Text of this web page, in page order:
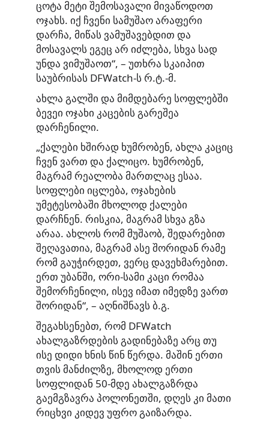
ცოტა მეტი შემოსავალი მივაწოდოთ
ოჯახს. იქ ჩვენი სამუშაო არაფერი
დარჩა, მიწას ვამუშავებდით და
მოსავალს ეგეც არ იძლება, სხვა სად
უნდა ვიმუშაოთ“, – უთხრა სკაიპით
საუბრისას DFWatch-ს რ.ტ.-მ.
ახლა გალში და მიმდებარე სოფლებში
ბევეი ოჯახი კაცების გარეშეა
დარჩენილი.
„ქალები ხშირად ხუმრობენ, ახლა კაციც
ჩვენ ვართ და ქალიცო. ხუმრობენ,
მაგრამ რეალობა მართლაც ესაა.
სოფლები იცლება, ოჯახების
უმეტესობაში მხოლოდ ქალები
დარჩნენ. რისკია, მაგრამ სხვა გზა
არაა. ახლოს რომ მუშაობ, შედარებით
შეღავათია, მაგრამ ასე შორიდან რამე
რომ გაუჭირდეთ, ვერც დავეხმარებით.
ერთ უბანში, ორი-სამი კაცი რომაა
შემორჩენილი, ისევ იმათ იმედზე ვართ
შორიდან“, – აღნიშნავს ბ.გ.
შეგახსენებთ, რომ DFWatch
ახალგაზრდების გადინებაზე არც თუ
ისე დიდი ხნის წინ წერდა. მაშინ ერთი
თვის მანძილზე, მხოლოდ ერთი
სოფლიდან 50-მდე ახალგაზრდა
გაემგზავრა პოლონეთში, დღეს კი მათი
რიცხვი კიდევ უფრო გაიზარდა.